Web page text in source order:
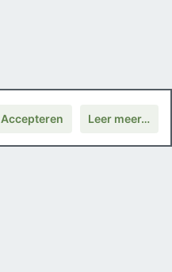
Accepteren Leer meer…